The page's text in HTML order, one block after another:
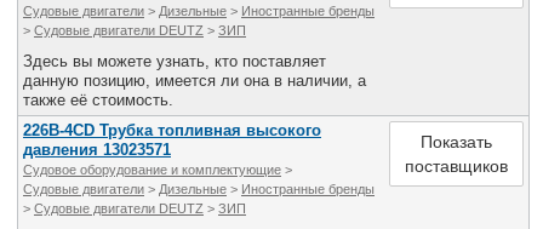
Судовые двигатели > Дизельные > Иностранные бренды
> Судовые двигатели DEUTZ > ЗИП
Здесь вы можете узнать, кто поставляет
данную позицию, имеется ли она в наличии, а
также её стоимость.
226В-4CD Трубка топливная высокого
давления 13023571
Судовое оборудование и комплектующие >
Судовые двигатели > Дизельные > Иностранные бренды
> Судовые двигатели DEUTZ > ЗИП
Показать
поставщиков